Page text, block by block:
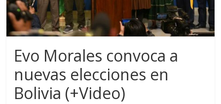
Evo Morales convoca a
nuevas elecciones en
Bolivia (+Video)